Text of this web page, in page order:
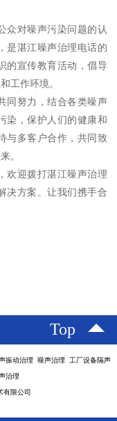
众对噪声污染问题的认
是湛江噪声治理电话的
的宣传教育活动，倡导
工作环境。
同努力，结合各类噪声
染，保护人们的健康和
与多客户合作，共同致
。
欢迎拨打湛江噪声治理
决方案。让我们携手合
Top
振动治理 噪声治理 工厂设备隔声
治理
有限公司